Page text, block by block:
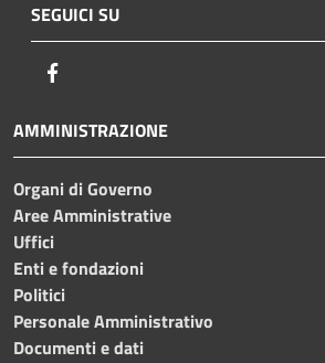
SEGUICI SU
AMMINISTRAZIONE
Organi di Governo
Aree Amministrative
Uffici
Enti e fondazioni
Politici
Personale Amministrativo
Documenti e dati